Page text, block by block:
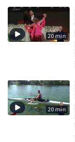
20 min
20 min